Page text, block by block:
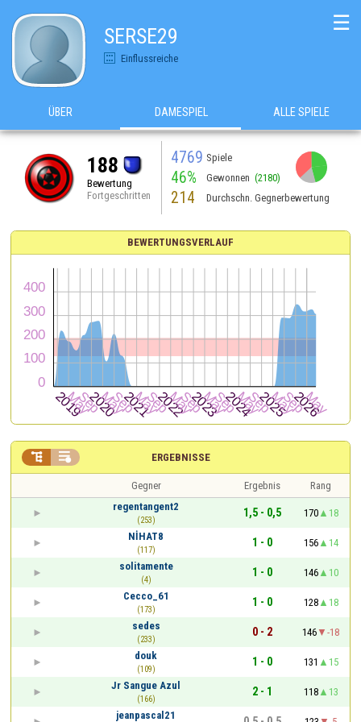
SERSE29
Einflussreiche
☰
ÜBER DAMESPIEL ALLE SPIELE
188
Bewertung
Fortgeschritten
4769 Spiele
46% Gewonnen (2180)
214 Durchschn. Gegnerbewertung
BEWERTUNGSVERLAUF
ERGEBNISSE
 
Gegner Ergebnis
Rang
regentangent2
(253)
1,5 - 0,5 170
18
NİHAT8
(117)
1 - 0 156
14
solitamente
(4)
1 - 0 146
10
Cecco_61
(173)
1 - 0 128
18
sedes
(233)
0 - 2 146
-18
douk
(109)
1 - 0 131
15
Jr Sangue Azul
(166)
2 - 1 118
13
jeanpascal21